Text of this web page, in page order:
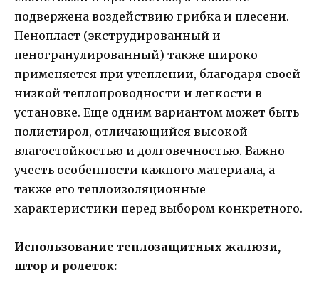
подвержена воздействию грибка и плесени.
Пенопласт (экструдированный и
пеногранулированный) также широко
применяется при утеплении, благодаря своей
низкой теплопроводности и легкости в
установке. Еще одним вариантом может быть
полистирол, отличающийся высокой
влагостойкостью и долговечностью. Важно
учесть особенности кажного материала, а
также его теплоизоляционные
характеристики перед выбором конкретного.
Использование теплозащитных жалюзи,
штор и ролеток: